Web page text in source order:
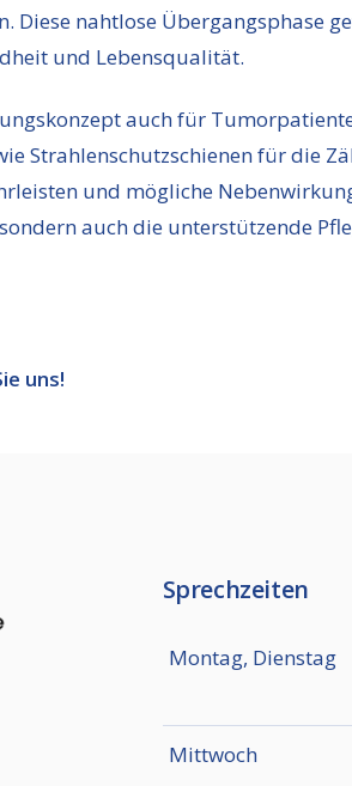
Diese nahtlose Übergangsphase
und Lebensqualität.
auch für
Strahlenschutzschienen für die
und mögliche
auch die unterstützende
uns!
Sprechzeiten
Montag, Dienstag
Mittwoch